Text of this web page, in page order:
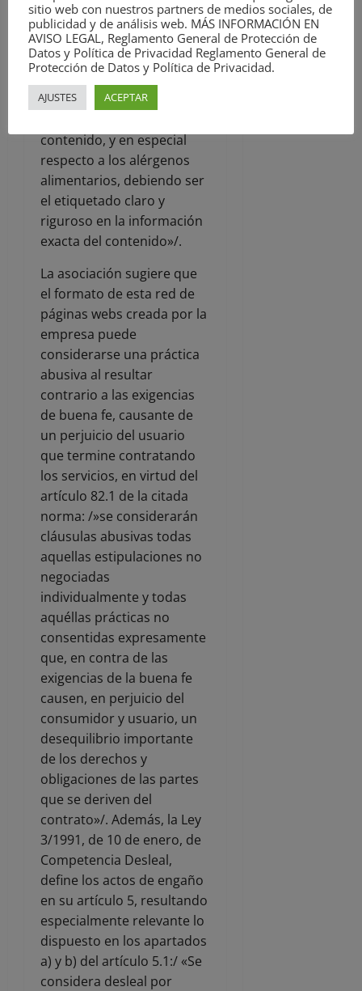
composición, cantidad,
duración, origen o
procedencia y modo de
fabricación o de obtención.
b) Prohibiendo
contenido, y en especial
respecto a los alérgenos
alimentarios, debiendo ser
el etiquetado claro y
riguroso en la información
exacta del contenido»/.
La asociación sugiere que
el formato de esta red de
páginas webs creada por la
empresa puede
considerarse una práctica
abusiva al resultar
contrario a las exigencias
de buena fe, causante de
un perjuicio del usuario
que termine contratando
los servicios, en virtud del
artículo 82.1 de la citada
norma: /»se considerarán
cláusulas abusivas todas
aquellas estipulaciones no
negociadas
individualmente y todas
aquéllas prácticas no
consentidas expresamente
que, en contra de las
exigencias de la buena fe
causen, en perjuicio del
consumidor y usuario, un
desequilibrio importante
de los derechos y
obligaciones de las partes
que se deriven del
contrato»/. Además, la Ley
3/1991, de 10 de enero, de
Competencia Desleal,
define los actos de engaño
en su artículo 5, resultando
especialmente relevante lo
dispuesto en los apartados
a) y b) del artículo 5.1:/ «Se
considera desleal por
sitio web con nuestros partners de medios sociales, de
publicidad y de análisis web. MÁS INFORMACIÓN EN
AVISO LEGAL, Reglamento General de Protección de
Datos y Política de Privacidad Reglamento General de
Protección de Datos y Política de Privacidad.
AJUSTES ACEPTAR